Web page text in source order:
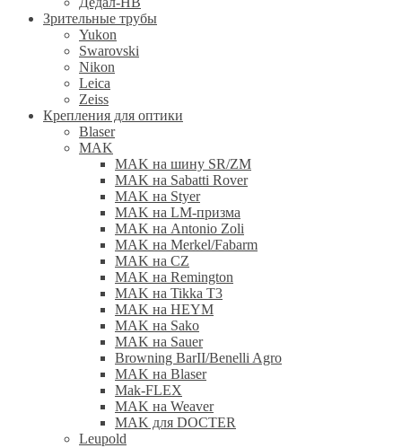
Зрительные трубы
Yukon
Swarovski
Nikon
Leica
Zeiss
Крепления для оптики
Blaser
MAK
MAK на шину SR/ZM
MAK на Sabatti Rover
MAK на Styer
MAK на LM-призма
MAK на Antonio Zoli
MAK на Merkel/Fabarm
MAK на CZ
MAK на Remington
MAK на Tikka T3
MAK на HEYM
MAK на Sako
MAK на Sauer
Browning BarII/Benelli Agro
MAK на Blaser
Mak-FLEX
MAK на Weaver
MAK для DOCTER
Leupold